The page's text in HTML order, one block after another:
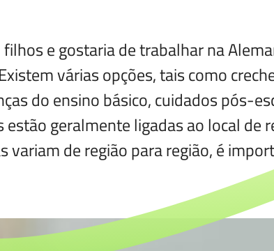
filhos e gostaria de trabalhar na
várias opções, tais como
do ensino básico, cuidados pós-
estão geralmente ligadas ao local de
variam de região para região, é